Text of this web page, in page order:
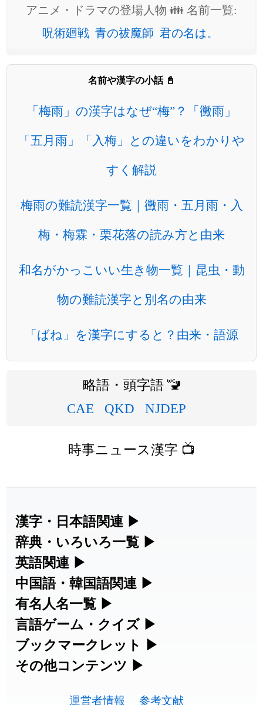
アニメ・ドラマの登場人物 👪 名前一覧:
呪術廻戦 青の祓魔師 君の名は。
名前や漢字の小話 📓
「梅雨」の漢字はなぜ“梅”？「黴雨」
「五月雨」「入梅」との違いをわかりや
すく解説
梅雨の難読漢字一覧｜黴雨・五月雨・入
梅・梅霖・栗花落の読み方と由来
和名がかっこいい生き物一覧｜昆虫・動
物の難読漢字と別名の由来
「ばね」を漢字にすると？由来・語源
略語・頭字語 🚾
CAE
QKD NJDEP
時事ニュース漢字 📺
漢字・日本語関連 ▶
漢字の読み方検索、手書き入力、書き順
練習など、日本語学習に役立つツールを
集めています。
人名漢字辞典 - 読み方検索
手書き漢字入力
辞典・いろいろ一覧 ▶
部首・画数別の漢字一覧、熟語辞典、地
名・駅名検索など、各種リファレンスツ
ールです。
部首画数別漢字一覧
常用漢字一覧
英語関連 ▶
カタカナ語・略語の意味検索、発音記
号、リスニング練習など英語学習ツール
です。
カタカナ語の意味・発音・類語辞典
中国語・韓国語関連 ▶
中国語のピンイン変換、韓国語の手書き
入力など、アジア言語学習ツールです。
手書き中国語入力 変換ツール
ピンイン一覧表
有名人名一覧 ▶
海外セレブやスポーツ選手の名前の読み
方・発音を確認できます。
海外有名人の苗字・名前一覧と発音
言語ゲーム・クイズ ▶
四字熟語パズルや漢字クイズなど、楽し
みながら学べるゲームです。
漢字ゲーム一覧
ブックマークレット ▶
ブラウザに登録して、どのサイトからで
す。
その他コンテンツ ▶
運営者情報 参考文献